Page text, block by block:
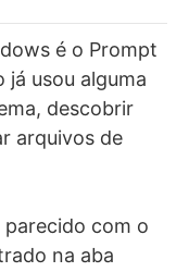
é o Prompt
já usou alguma
descobrir
arquivos de
com o
na aba